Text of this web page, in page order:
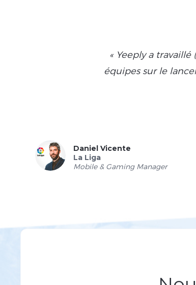
« Yeeply a
équipes sur le
Daniel Vicente
La Liga
Mobile & Gaming Manager